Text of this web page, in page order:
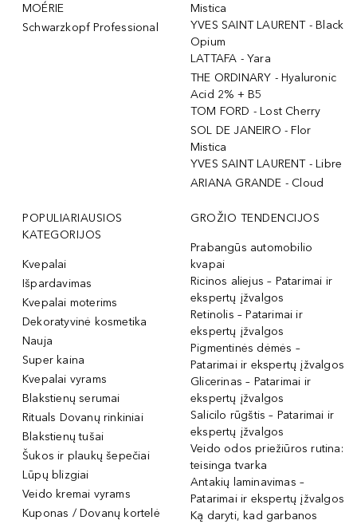
MOÉRIE
Schwarzkopf Professional
Mistica
YVES SAINT LAURENT - Black
Opium
LATTAFA - Yara
THE ORDINARY - Hyaluronic
Acid 2% + B5
TOM FORD - Lost Cherry
SOL DE JANEIRO - Flor
Mistica
YVES SAINT LAURENT - Libre
ARIANA GRANDE - Cloud
POPULIARIAUSIOS
KATEGORIJOS
Kvepalai
Išpardavimas
Kvepalai moterims
Dekoratyvinė kosmetika
Nauja
Super kaina
Kvepalai vyrams
Blakstienų serumai
Rituals Dovanų rinkiniai
Blakstienų tušai
Šukos ir plaukų šepečiai
Lūpų blizgiai
Veido kremai vyrams
Kuponas / Dovanų kortelė
GROŽIO TENDENCIJOS
Prabangūs automobilio
kvapai
Ricinos aliejus – Patarimai ir
ekspertų įžvalgos
Retinolis – Patarimai ir
ekspertų įžvalgos
Pigmentinės dėmės –
Patarimai ir ekspertų įžvalgos
Glicerinas – Patarimai ir
ekspertų įžvalgos
Salicilo rūgštis – Patarimai ir
ekspertų įžvalgos
Veido odos priežiūros rutina:
teisinga tvarka
Antakių laminavimas –
Patarimai ir ekspertų įžvalgos
Ką daryti, kad garbanos